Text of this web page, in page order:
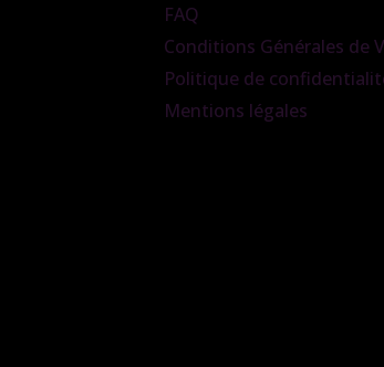
FAQ
Conditions Générales de
Politique de
Mentions légales